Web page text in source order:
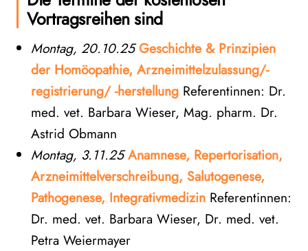
Vortragsreihen sind
Montag, 20.10.25Geschichte & Prinzipien
der Homöopathie, Arzneimittelzulassung/-
registrierung/ -herstellung Referentinnen: Dr.
med. vet. Barbara Wieser, Mag. pharm. Dr.
Astrid Obmann
Montag, 3.11.25Anamnese, Repertorisation,
Arzneimittelverschreibung, Salutogenese,
Pathogenese, Integrativmedizin Referentinnen:
Dr. med. vet. Barbara Wieser, Dr. med. vet.
Petra Weiermayer